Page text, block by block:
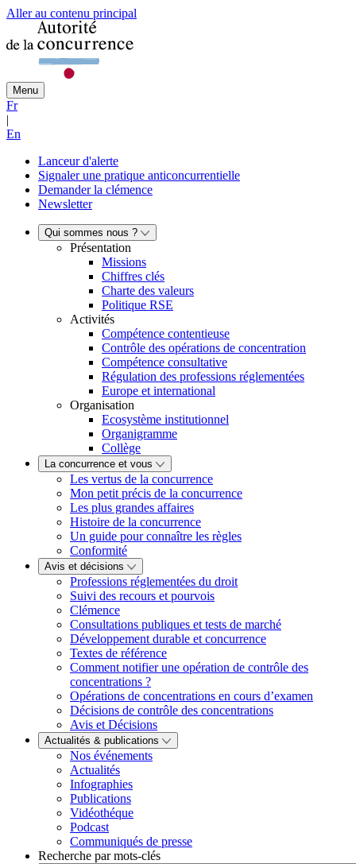
Aller au contenu principal
Menu
Fr
|
En
Lanceur d'alerte
Signaler une pratique anticoncurrentielle
Demander la clémence
Newsletter
Qui sommes nous ?
Présentation
Missions
Chiffres clés
Charte des valeurs
Politique RSE
Activités
Compétence contentieuse
Contrôle des opérations de concentration
Compétence consultative
Régulation des professions réglementées
Europe et international
Organisation
Ecosystème institutionnel
Organigramme
Collège
La concurrence et vous
Les vertus de la concurrence
Mon petit précis de la concurrence
Les plus grandes affaires
Histoire de la concurrence
Un guide pour connaître les règles
Conformité
Avis et décisions
Professions réglementées du droit
Suivi des recours et pourvois
Clémence
Consultations publiques et tests de marché
Développement durable et concurrence
Textes de référence
Comment notifier une opération de contrôle des
concentrations ?
Opérations de concentrations en cours d’examen
Décisions de contrôle des concentrations
Avis et Décisions
Actualités & publications
Nos événements
Actualités
Infographies
Publications
Vidéothéque
Podcast
Communiqués de presse
Recherche par mots-clés